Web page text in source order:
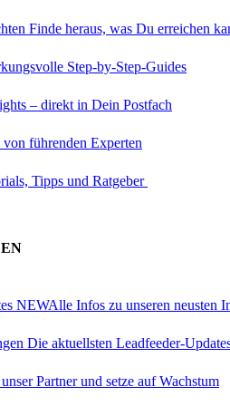
Finde heraus, was Du erreichen
Step-by-Step-Guides
– direkt in Dein Postfach
von führenden Experten
Tipps und Ratgeber
NEWAlle Infos zu unseren neusten
Die aktuellsten Leadfeeder-
Partner und setze auf Wachstum